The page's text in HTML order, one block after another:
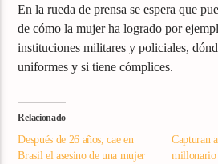
En la rueda de prensa se espera que
de cómo la mujer ha logrado por
instituciones militares y policiales,
uniformes y si tiene cómplices.
Relacionado
Después de 26 años, cae en
Brasil el asesino de una mujer
Capturan
millonario